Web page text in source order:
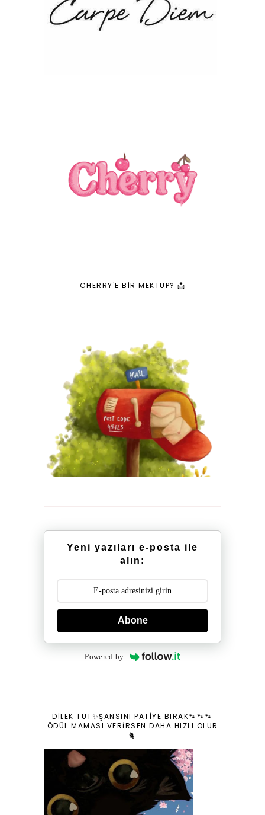
CHERRY'E BIR MEKTUP? 📩
Yeni yazıları e-posta ile
alın:
Abone
Powered by
DILEK TUT✨ŞANSINI PATIYE BIRAK🐾🐾🐾
ÖDÜL MAMASI VERIRSEN DAHA HIZLI OLUR
🐈